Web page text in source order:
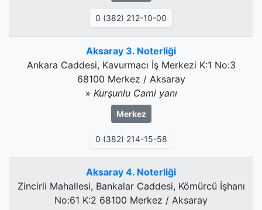
0 (382) 212-10-00
Aksaray 3. Noterliği
Ankara Caddesi, Kavurmacı İş Merkezi K:1 No:3
68100 Merkez / Aksaray
» Kurşunlu Cami yanı
Merkez
0 (382) 214-15-58
Aksaray 4. Noterliği
Zincirli Mahallesi, Bankalar Caddesi, Kömürcü İşhanı
No:61 K:2 68100 Merkez / Aksaray